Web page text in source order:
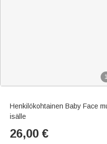
1
Henkilökohtainen Baby Face
isälle
26,00 €